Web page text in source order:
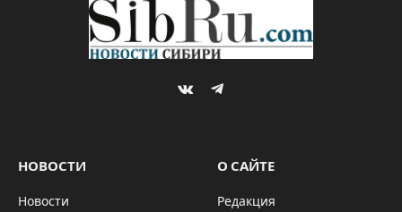
VKontakteTelegram
НОВОСТИ
Новости
О САЙТЕ
Редакция